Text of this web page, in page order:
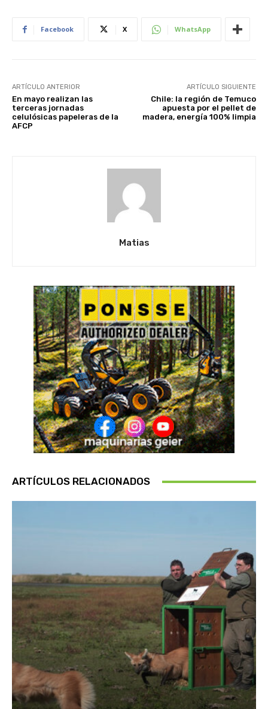
Facebook X WhatsApp
ARTÍCULO ANTERIOR
En mayo realizan las
terceras jornadas
celulósicas papeleras de la
AFCP
ARTÍCULO SIGUIENTE
Chile: la región de Temuco
apuesta por el pellet de
madera, energía 100% limpia
Matias
ARTÍCULOS RELACIONADOS